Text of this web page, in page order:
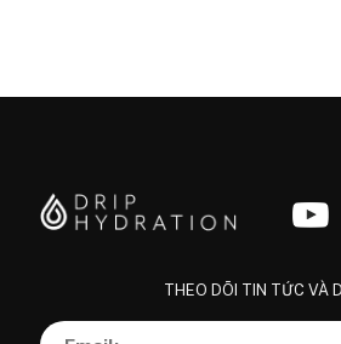
THEO DÕI TIN TỨC VÀ